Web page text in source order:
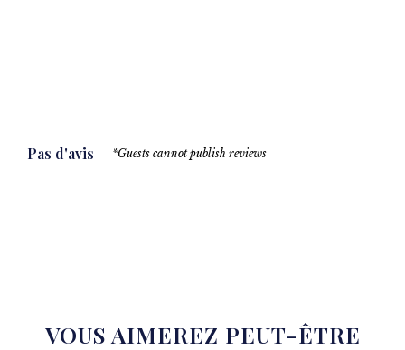
Pas d'avis *Guests cannot publish reviews
VOUS AIMEREZ PEUT-ÊTRE